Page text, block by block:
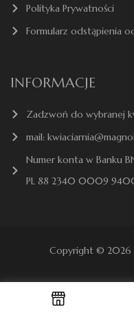
Polityka Prywatności
Formularz odstąpienia
INFORMACJE
Zadzwoń do wybranej
mail:
Numer konta w Banku
PL 88 2340 0009
Copyright © 2026